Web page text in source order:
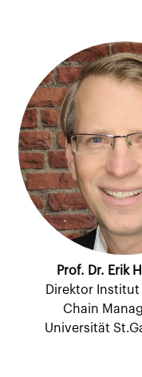
Prof. Dr. Erik
Direktor
Chain
Universität